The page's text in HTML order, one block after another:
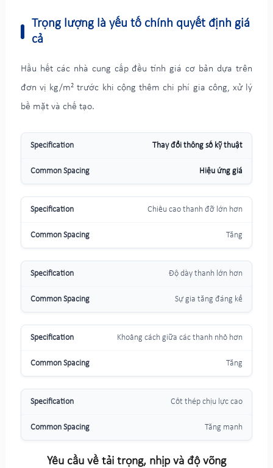
Trọng lượng là yếu tố chính quyết định giá
cả
Hầu hết các nhà cung cấp đều tính giá cơ bản dựa trên
đơn vị kg/m² trước khi cộng thêm chi phí gia công, xử lý
bề mặt và chế tạo.
Thay đổi thông số kỹ thuật
Hiệu ứng giá
Chiều cao thanh đỡ lớn hơn
Tăng
Độ dày thanh lớn hơn
Sự gia tăng đáng kể
Khoảng cách giữa các thanh nhỏ hơn
Tăng
Cốt thép chịu lực cao
Tăng mạnh
Yêu cầu về tải trọng, nhịp và độ võng